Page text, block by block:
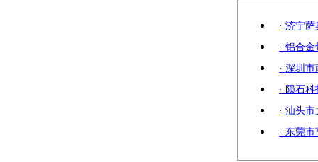
· 济宁
· 铝合
· 深圳
· 陨石
· 汕头
· 东莞